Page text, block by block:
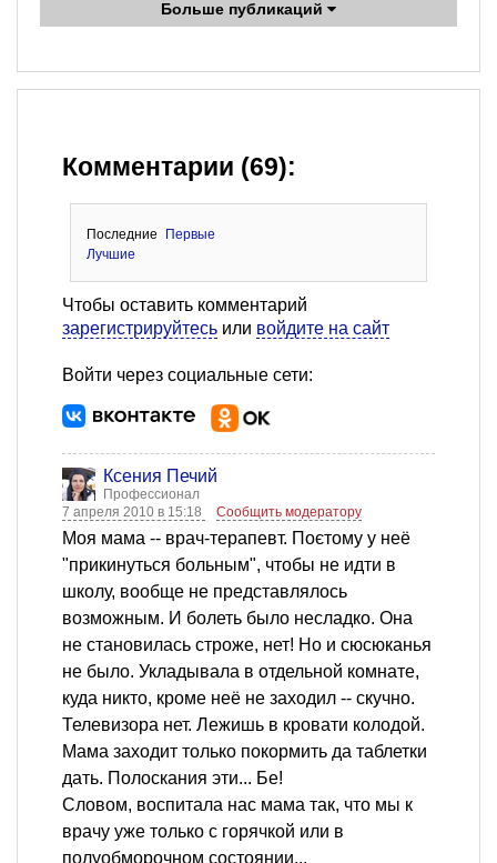
Больше публикаций
Комментарии (69):
Последние
Первые
Лучшие
Чтобы оставить комментарий
зарегистрируйтесь или войдите на сайт
Войти через социальные сети:
Ксения Печий
Профессионал
7 апреля 2010 в 15:18
Сообщить модератору
Моя мама -- врач-терапевт. Поєтому у неё
"прикинуться больным", чтобы не идти в
школу, вообще не представлялось
возможным. И болеть было несладко. Она
не становилась строже, нет! Но и сюсюканья
не было. Укладывала в отдельной комнате,
куда никто, кроме неё не заходил -- скучно.
Телевизора нет. Лежишь в кровати колодой.
Мама заходит только покормить да таблетки
дать. Полоскания эти... Бе!
Словом, воспитала нас мама так, что мы к
врачу уже только с горячкой или в
полуобморочном состоянии...